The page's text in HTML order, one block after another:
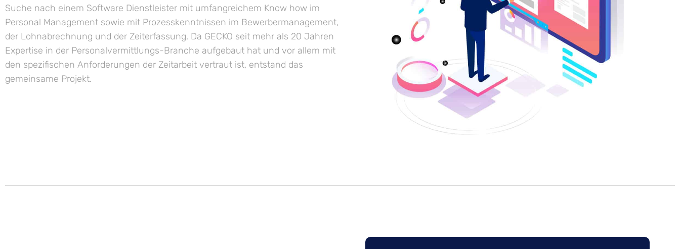
Suche nach einem Software Dienstleister mit umfangreichem Know how im
Personal Management sowie mit Prozesskenntnissen im Bewerbermanagement,
der Lohnabrechnung und der Zeiterfassung. Da GECKO seit mehr als 20 Jahren
Expertise in der Personalvermittlungs-Branche aufgebaut hat und vor allem mit
den spezifischen Anforderungen der Zeitarbeit vertraut ist, entstand das
gemeinsame Projekt.